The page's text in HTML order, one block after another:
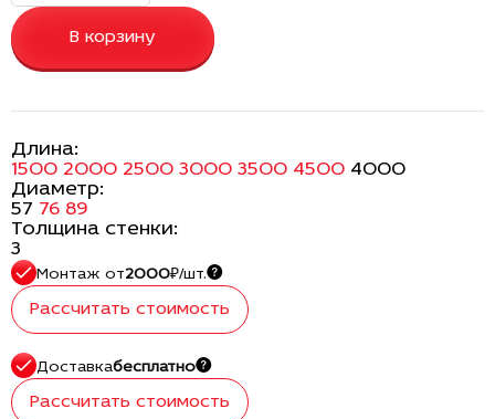
В корзину
Длина:
1500 2000 2500 3000 3500 4500 4000
Диаметр:
57 76 89
Толщина стенки:
3
Монтаж от2000₽/шт.
Рассчитать стоимость
Доставкабесплатно
Рассчитать стоимость